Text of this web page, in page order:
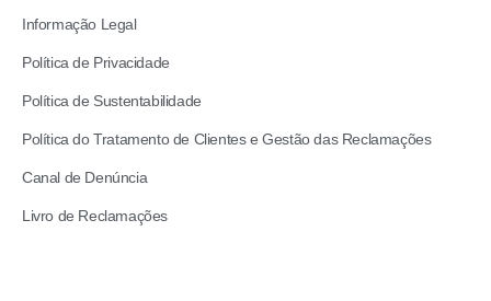
Informação Legal
Política de Privacidade
Política de Sustentabilidade
Política do Tratamento de Clientes e Gestão das Reclamações
Canal de Denúncia
Livro de Reclamações